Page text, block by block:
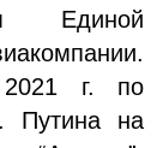
Единой
г. по
Путина на